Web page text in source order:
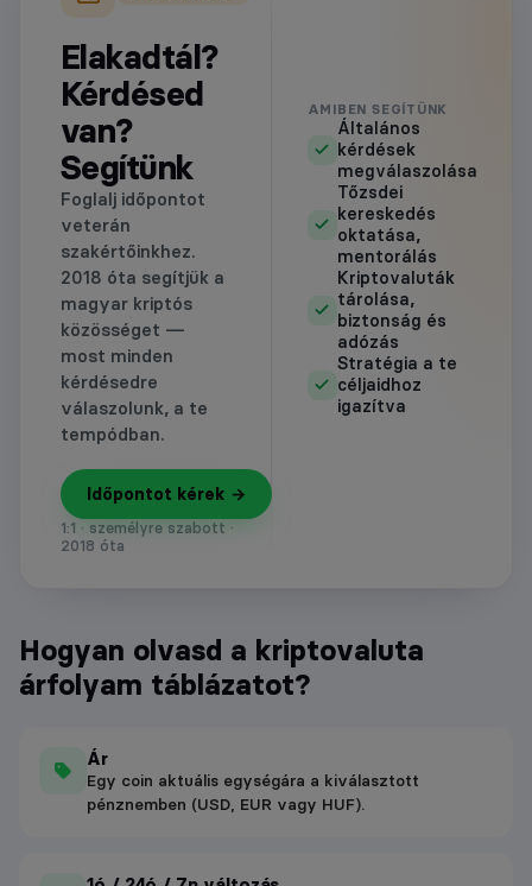
Elakadtál?
Kérdésed
van?
Segítünk
Foglalj időpontot
veterán
szakértőinkhez.
2018 óta segítjük a
magyar kriptós
közösséget —
most minden
kérdésedre
válaszolunk, a te
tempódban.
AMIBEN SEGÍTÜNK
Általános
kérdések
megválaszolása
Tőzsdei
kereskedés
oktatása,
mentorálás
Kriptovaluták
tárolása,
biztonság és
adózás
Stratégia a te
céljaidhoz
igazítva
Időpontot kérek →
1:1 · személyre szabott ·
2018 óta
Hogyan olvasd a kriptovaluta
árfolyam táblázatot?
Ár
Egy coin aktuális egységára a kiválasztott
pénznemben (USD, EUR vagy HUF).